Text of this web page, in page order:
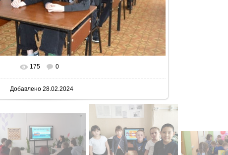
размере 800x502
175 0
Добавлено 28.02.2024